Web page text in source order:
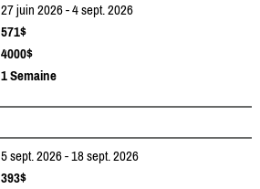
27 juin 2026 - 4 sept. 2026
571$
4000$
1 Semaine
5 sept. 2026 - 18 sept. 2026
393$